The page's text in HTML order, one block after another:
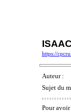
https://
Auteur :
Sujet du
Pour